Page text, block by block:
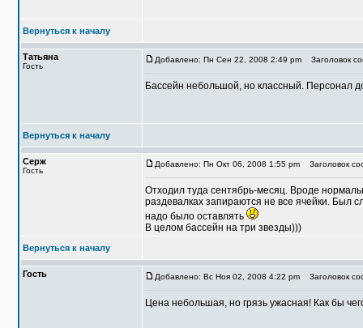
Вернуться к началу
Татьяна
Гость
Добавлено: Пн Сен 22, 2008 2:49 pm Заголовок
Бассейн небольшой, но классный. Персонал
Вернуться к началу
Серж
Гость
Добавлено: Пн Окт 06, 2008 1:55 pm Заголовок
Отходил туда сентябрь-месяц. Вроде
раздевалках запираются не все ячейки. Был
надо было оставлять
В целом бассейн на три звезды)))
Вернуться к началу
Гость Добавлено: Вс Ноя 02, 2008 4:22 pm Заголовок
Цена небольшая, но грязь ужасная! Как бы